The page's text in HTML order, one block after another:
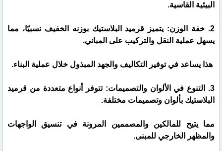
البيئية القاسية.
2. خفة الوزن: يتميز قرميد البلاستيك بوزنه الخفيف نسبيًا، مما
يسهل عملية النقل والتركيب على المباني.
هذا يساعد في توفير التكاليف والجهد المبذول خلال عملية البناء.
3. التنوع في الألوان والتصميمات: تتوفر أنواع متعددة من قرميد
البلاستيك بألوان وتصميمات مختلفة.
مما يتيح للمالكين والمصممين المرونة في تنسيق الواجهات
والمظهر الخارجي للمبنى.